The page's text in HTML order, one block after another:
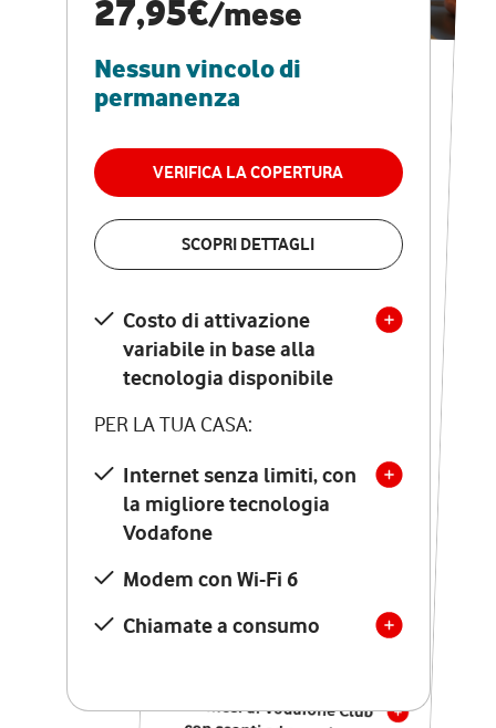
27,95€/mese
Nessun vincolo di
permanenza
VERIFICA LA COPERTURA
SCOPRI DETTAGLI
Costo di attivazione
variabile in base alla
tecnologia disponibile
PER LA TUA CASA:
Internet senza limiti, con
la migliore tecnologia
Vodafone
Modem con Wi-Fi 6
Chiamate a consumo
RETE FISSA + VODAFONE CLUB
29,95€
permanenza
VERIFICA LA COPERTURA
Costo di attivazione
variabile in base alla
tecnologia disponibile
PER LA TUA CASA:
Internet senza limiti, con
la migliore tecnologia
Vodafone
Modem Seven con Wi-Fi 7
Chiamate illimitate verso
numeri fissi e mobili
nazionali
12 mesi di Vodafone Club
con sconti ed esperienze
esclusive, poi si disattiva